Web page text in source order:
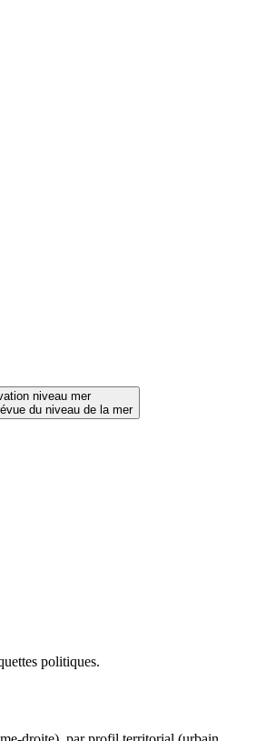
niveau mer
du niveau de la mer
politiques.